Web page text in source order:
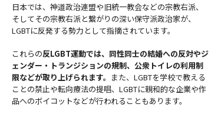
日本では、神道政治連盟や旧統一教会などの宗教右派、
そしてその宗教右派と繋がりの深い保守派政治家が、
LGBTに反発する勢力として指摘されています。
これらの反LGBT運動では、同性同士の結婚への反対やジ
ェンダー・トランジションの規制、公衆トイレの利用制
限などが取り上げられます。 また、LGBTを学校で教える
ことの禁止や転向療法の提唱、LGBTに親和的な企業や作
品へのボイコットなどが行われることもあります。